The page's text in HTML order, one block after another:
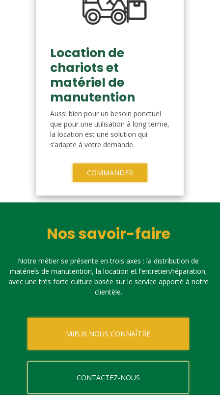
Location de
chariots et
matériel de
manutention
Aussi bien pour un besoin ponctuel
que pour une utilisation à long terme,
la location est une solution qui
s’adapte à votre demande.
COMMANDER
Nos savoir-faire
Notre métier se présente en trois axes : la distribution de
matériels de manutention, la location et l’entretien/réparation,
avec une très forte culture basée sur le service apporté à notre
clientèle.
MIEUX NOUS CONNAÎTRE
CONTACTEZ-NOUS